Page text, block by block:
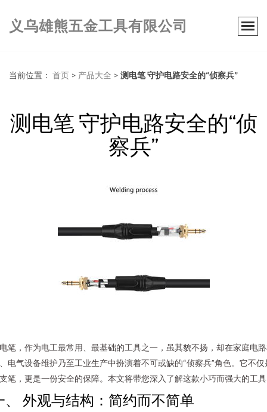
义乌雄熊五金工具有限公司
当前位置： 首页 > 产品大全 > 测电笔 守护电路安全的“侦察兵”
测电笔 守护电路安全的“侦
察兵”
笔，作为电工最常用、最基础的工具之一，虽其貌不扬，却在家庭电
电气设备维护乃至工业生产中扮演着不可或缺的“侦察兵”角色。它不仅
笔，更是一份安全的保障。本文将带您深入了解这款小巧而强大的工
、 外观与结构：简约而不简单